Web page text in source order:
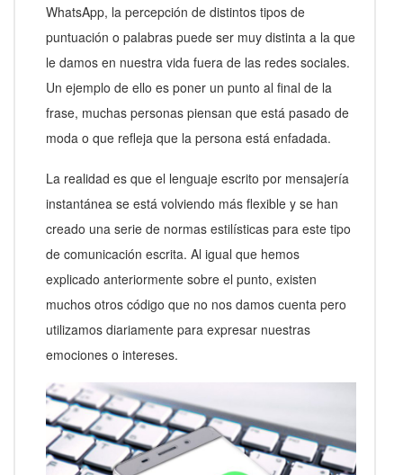
WhatsApp, la percepción de distintos tipos de
puntuación o palabras puede ser muy distinta a la que
le damos en nuestra vida fuera de las redes sociales.
Un ejemplo de ello es poner un punto al final de la
frase, muchas personas piensan que está pasado de
moda o que refleja que la persona está enfadada.
La realidad es que el lenguaje escrito por mensajería
instantánea se está volviendo más flexible y se han
creado una serie de normas estilísticas para este tipo
de comunicación escrita. Al igual que hemos
explicado anteriormente sobre el punto, existen
muchos otros código que no nos damos cuenta pero
utilizamos diariamente para expresar nuestras
emociones o intereses.